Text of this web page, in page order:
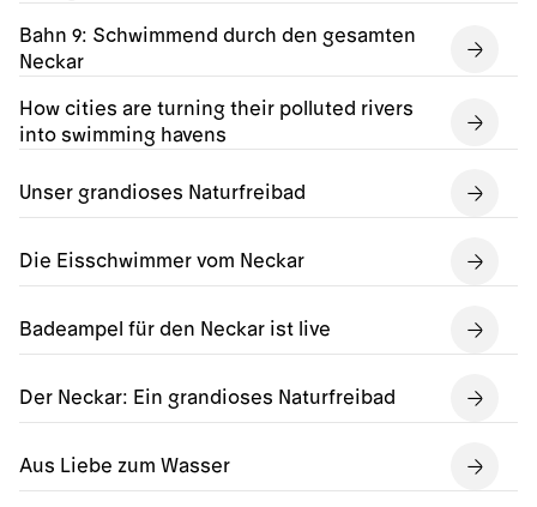
Bahn 9: Schwimmend durch den gesamten
Neckar
How cities are turning their polluted rivers
into swimming havens
Unser grandioses Naturfreibad
Die Eisschwimmer vom Neckar
Badeampel für den Neckar ist live
Der Neckar: Ein grandioses Naturfreibad
Aus Liebe zum Wasser